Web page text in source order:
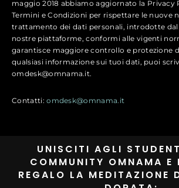
maggio 2018 abbiamo aggiornato la Privacy
Termini e Condizioni per rispettare le nuove
trattamento dei dati personali, introdotte dal
nostre piattaforme, conformi alle vigenti
garantisce maggiore controllo e protezione
qualsiasi informazione sui tuoi dati, puoi
omdesk@omnama.it.
Contatti:omdesk@omnama.it
UNISCITI AGLI
COMMUNITY OMNAMA E
REGALO LA MEDITAZIONE